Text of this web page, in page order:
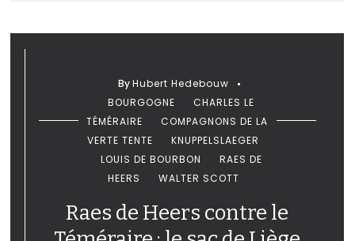
ByHubert Hedebouw
BOURGOGNE
CHARLES LE
TÉMÉRAIRE
COMPAGNONS DE LA
VERTE TENTE
KNUPPELSLAEGER
LOUIS DE BOURBON
RAES DE
HEERS
WALTER SCOTT
Raes de Heers contre le